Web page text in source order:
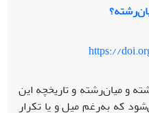
https://
و میان‌رشته و تاریخچه این
که به‌رغم میل و یا تکرار